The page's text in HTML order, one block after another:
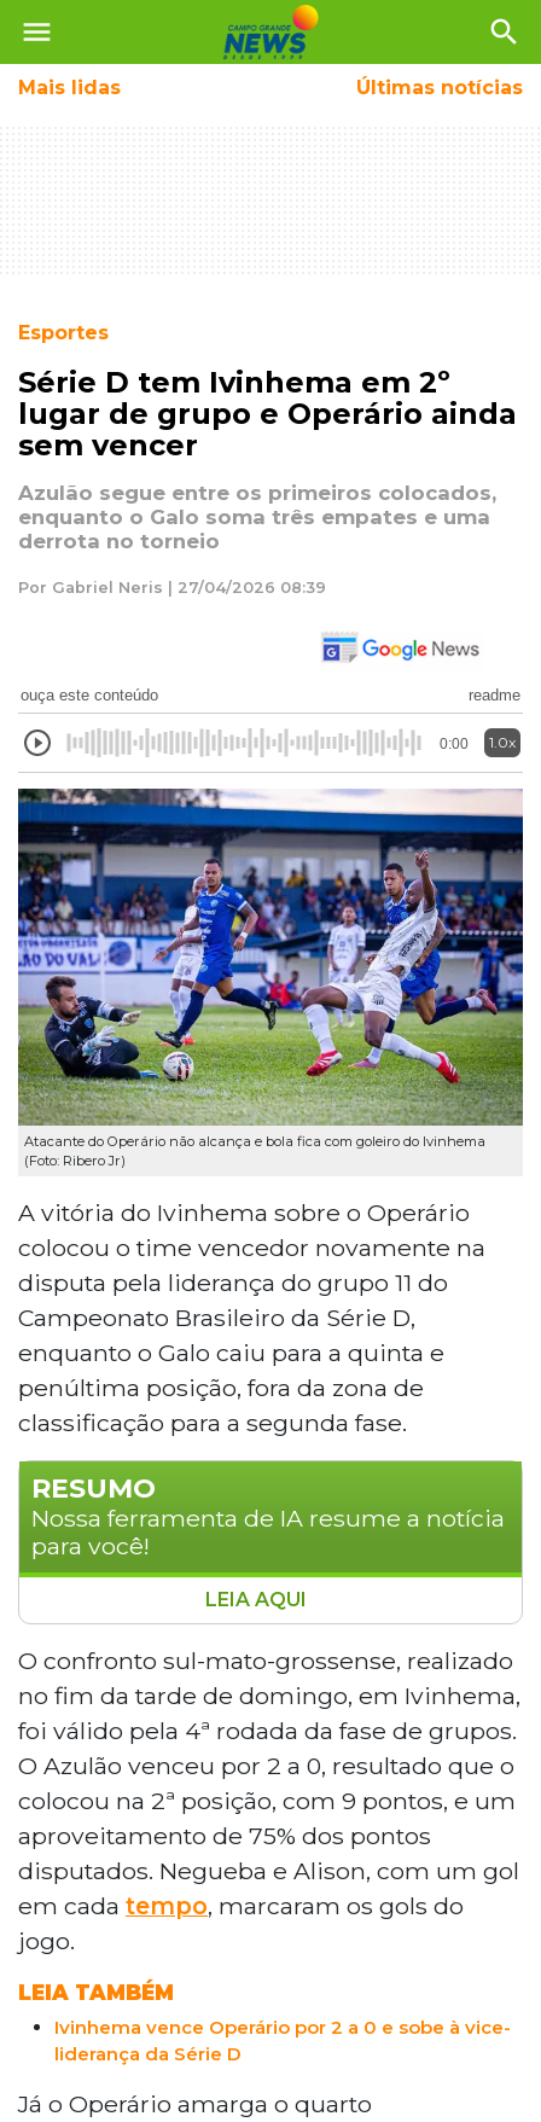
menu search
Mais lidas Últimas notícias
Esportes
Série D tem Ivinhema em 2º
lugar de grupo e Operário ainda
sem vencer
Azulão segue entre os primeiros colocados,
enquanto o Galo soma três empates e uma
derrota no torneio
Por Gabriel Neris | 27/04/2026 08:39
ouça este conteúdo readme
0:00 1.0x
Atacante do Operário não alcança e bola fica com goleiro do Ivinhema
(Foto: Ribero Jr)
A vitória do Ivinhema sobre o Operário
colocou o time vencedor novamente na
disputa pela liderança do grupo 11 do
Campeonato Brasileiro da Série D,
enquanto o Galo caiu para a quinta e
penúltima posição, fora da zona de
classificação para a segunda fase.
RESUMO
Nossa ferramenta de IA resume a notícia
para você!
Ivinhema venceu o Operário por 2 a 0, no
domingo, pela quarta rodada do Grupo 11
do Campeonato Brasileiro da Série D. O
resultado levou o Azulão à segunda
posição, com nove pontos. O Operário,
sem vencer há quatro jogos, caiu para o
quinto lugar, com apenas três pontos. Na
próxima rodada, o Operário visita o
Uberlândia e o Ivinhema enfrenta o
Abecat, ambos no sábado, às 16h.
LEIA AQUI
O confronto sul-mato-grossense, realizado
no fim da tarde de domingo, em Ivinhema,
foi válido pela 4ª rodada da fase de grupos.
O Azulão venceu por 2 a 0, resultado que o
colocou na 2ª posição, com 9 pontos, e um
aproveitamento de 75% dos pontos
disputados. Negueba e Alison, com um gol
em cada tempo, marcaram os gols do
jogo.
LEIA TAMBÉM
Ivinhema vence Operário por 2 a 0 e sobe à vice-
liderança da Série D
Já o Operário amarga o quarto